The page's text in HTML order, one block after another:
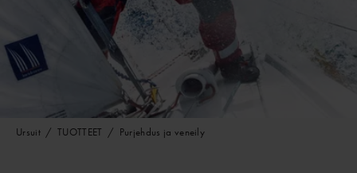
Ursuit TUOTTEET Purjehdus ja veneily